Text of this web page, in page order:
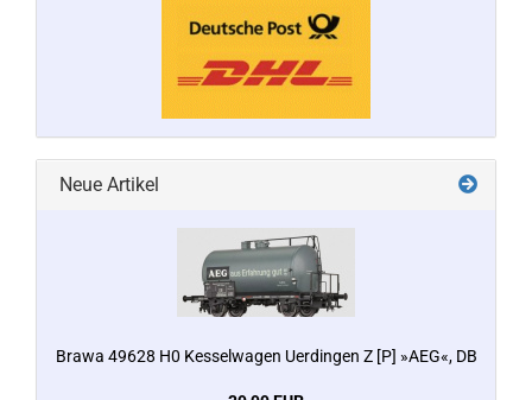
Neue Artikel
Brawa 49628 H0 Kesselwagen Uerdingen Z [P] »AEG«, DB